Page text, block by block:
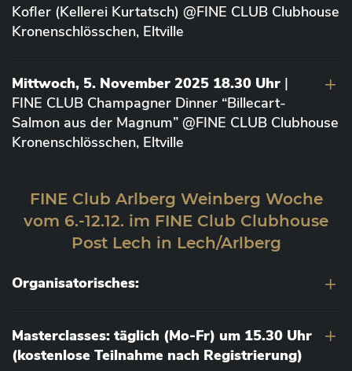
Kofler (Kellerei Kurtatsch) @FINE CLUB Clubhouse
Kronenschlösschen, Eltville
Mittwoch, 5. November 2025 18.30 Uhr |
FINE CLUB Champagner Dinner “Billecart-
Salmon aus der Magnum” @FINE CLUB Clubhouse
Kronenschlösschen, Eltville
FINE Club Arlberg Weinberg Woche
vom 6.-12.12. im FINE Club Clubhouse
Post Lech in Lech/Arlberg
Organisatorisches:
Masterclasses: täglich (Mo-Fr) um 15.30 Uhr
(kostenlose Teilnahme nach Registrierung)